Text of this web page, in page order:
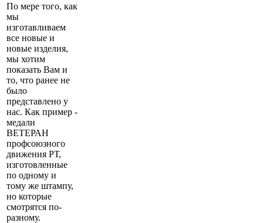
По мере того, как
мы
изготавливаем
все новые и
новые изделия,
мы хотим
показать Вам и
то, что ранее не
было
представлено у
нас. Как пример -
медали
ВЕТЕРАН
профсоюзного
движения РТ,
изготовленные
по одному и
тому же штампу,
но которые
смотрятся по-
разному.